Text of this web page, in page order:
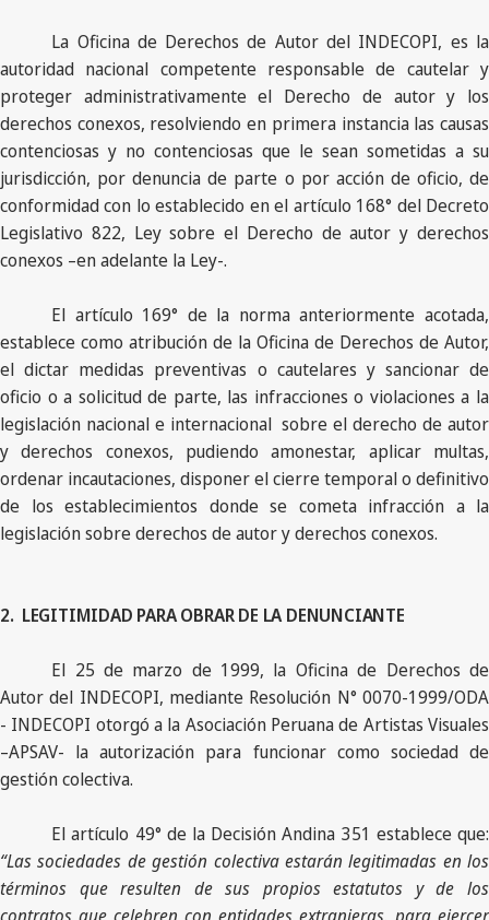
La Oficina de Derechos de Autor del INDECOPI, es la
autoridad nacional competente responsable de cautelar y
proteger administrativamente el Derecho de autor y los
derechos conexos, resolviendo en primera instancia las causas
contenciosas y no contenciosas que le sean sometidas a su
jurisdicción, por denuncia de parte o por acción de oficio, de
conformidad con lo establecido en el artículo 168° del Decreto
Legislativo 822, Ley sobre el Derecho de autor y derechos
conexos –en adelante la Ley-.
El artículo 169° de la norma anteriormente acotada,
establece como atribución de la Oficina de Derechos de Autor,
el dictar medidas preventivas o cautelares y sancionar de
oficio o a solicitud de parte, las infracciones o violaciones a la
legislación nacional e internacional sobre el derecho de autor
y derechos conexos, pudiendo amonestar, aplicar multas,
ordenar incautaciones, disponer el cierre temporal o definitivo
de los establecimientos donde se cometa infracción a la
legislación sobre derechos de autor y derechos conexos.
2. LEGITIMIDAD PARA OBRAR DE LA DENUNCIANTE
El 25 de marzo de 1999, la Oficina de Derechos de
Autor del INDECOPI, mediante Resolución N° 0070-1999/ODA
- INDECOPI otorgó a la Asociación Peruana de Artistas Visuales
–APSAV- la autorización para funcionar como sociedad de
gestión colectiva.
El artículo 49° de la Decisión Andina 351 establece que:
“Las sociedades de gestión colectiva estarán legitimadas en los
términos que resulten de sus propios estatutos y de los